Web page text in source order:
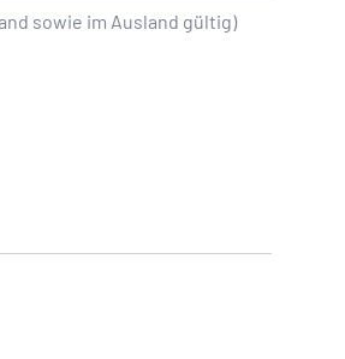
sowie im Ausland gültig)